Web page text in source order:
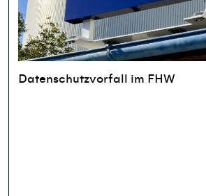
Datenschutzvorfall im FHW